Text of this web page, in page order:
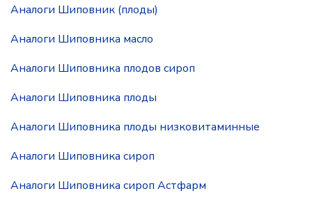
Аналоги Шиповник (плоды)
Аналоги Шиповника масло
Аналоги Шиповника плодов сироп
Аналоги Шиповника плоды
Аналоги Шиповника плоды низковитаминные
Аналоги Шиповника сироп
Аналоги Шиповника сироп Астфарм